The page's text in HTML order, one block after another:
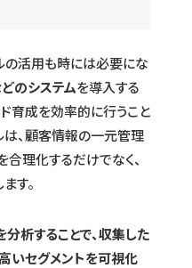
の活用も時には必要にな
のシステムを導入する
育成を効率的に行うこと
は、顧客情報の一元管理
合理化するだけでなく、
す。
析することで、収集した
いセグメントを可視化